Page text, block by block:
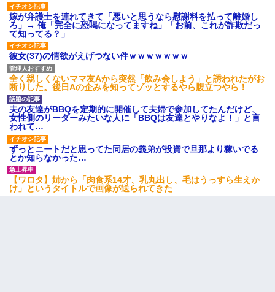
近所のお寺に住み込みで手伝いしてる知的障害のオッサンがい
た。ある日、オッサンが火かき棒を持って顔を真っ赤にしながら
走り回っていて…
彼氏家「うちは墨入れるのが伝統だから。お前も彫れ」 → 結果…
【悲報】姉と入浴中に大きくなってしまった結果ｗｗｗｗｗｗｗ
ｗ
嫁が涙声で『会いたいね』とか言っているのが聞こえた。俺「こ
んな時間に誰と電話してんの？」嫁「ごめんなさい…！（大号
泣」俺（キターー）→
朝起きたら嫁がいなかった。俺（嫁も嫁実家も電話に出ない…不
安だ）→ 仕事を早退して帰宅すると、嫁と嫁両親と知らない男が
嫁が弁護士を連れてきて「悪いと思うなら慰謝料を払って離婚し
ろ」→ 俺「完全に恐喝になってますね」「お前、これが詐欺だっ
て知ってる？」
彼女(37)の情欲がえげつない件ｗｗｗｗｗｗｗ
全く親しくないママ友Aから突然「飲み会しよう」と誘われたがお
断りした。後日Aの企みを知ってゾッとするやら腹立つやら！
夫の友達がBBQを定期的に開催して夫婦で参加してたんだけど、
女性側のリーダーみたいな人に「BBQは友達とやりなよ！」と言
われて…
ずっとニートだと思ってた同居の義弟が投資で旦那より稼いでる
とか知らなかった…
【ワロタ】姉から「肉食系14才、乳丸出し、毛はうっすら生えか
け」というタイトルで画像が送られてきた